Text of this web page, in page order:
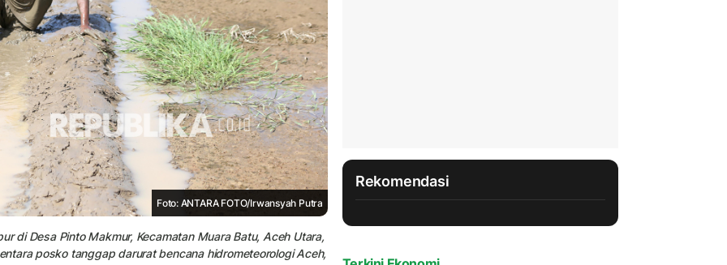
Foto: ANTARA FOTO/Irwansyah Putra
di Desa Pinto Makmur, Kecamatan Muara Batu, Aceh Utara,
posko tanggap darurat bencana hidrometeorologi Aceh,
Rekomendasi